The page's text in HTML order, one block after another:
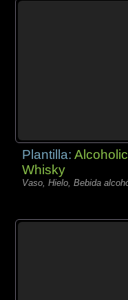
Plantilla:
Whisky
Vaso, Hielo, Bebida